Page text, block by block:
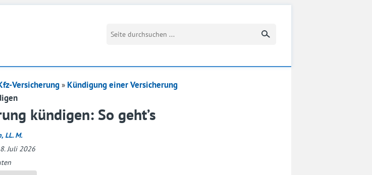
Suchbegriff eingeben
Versicherung
Kündigung einer Versicherung
kündigen: So geht’s
LL. M.
Juli 2026